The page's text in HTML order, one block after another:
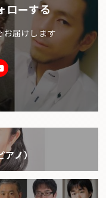
ローする
届けします
ノ）